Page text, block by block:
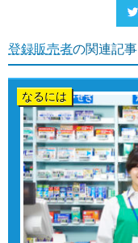
登録販売者の関連記事
なるには